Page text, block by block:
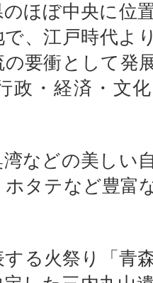
ほぼ中央に位
、江戸時代よ
要衝として発
政・経済・文
などの美しい
ホタテなど豊富
する火祭り「青